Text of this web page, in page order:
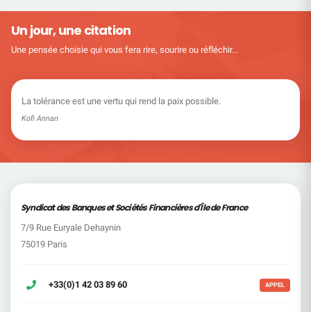
Un jour, une citation
Une pensée choisie qui vous fera rire, sourire ou réfléchir...
La tolérance est une vertu qui rend la paix possible.
Kofi Annan
Syndicat des Banques et Sociétés Financières d'Île de France
7/9 Rue Euryale Dehaynin
75019 Paris
+33(0)1 42 03 89 60 APPEL